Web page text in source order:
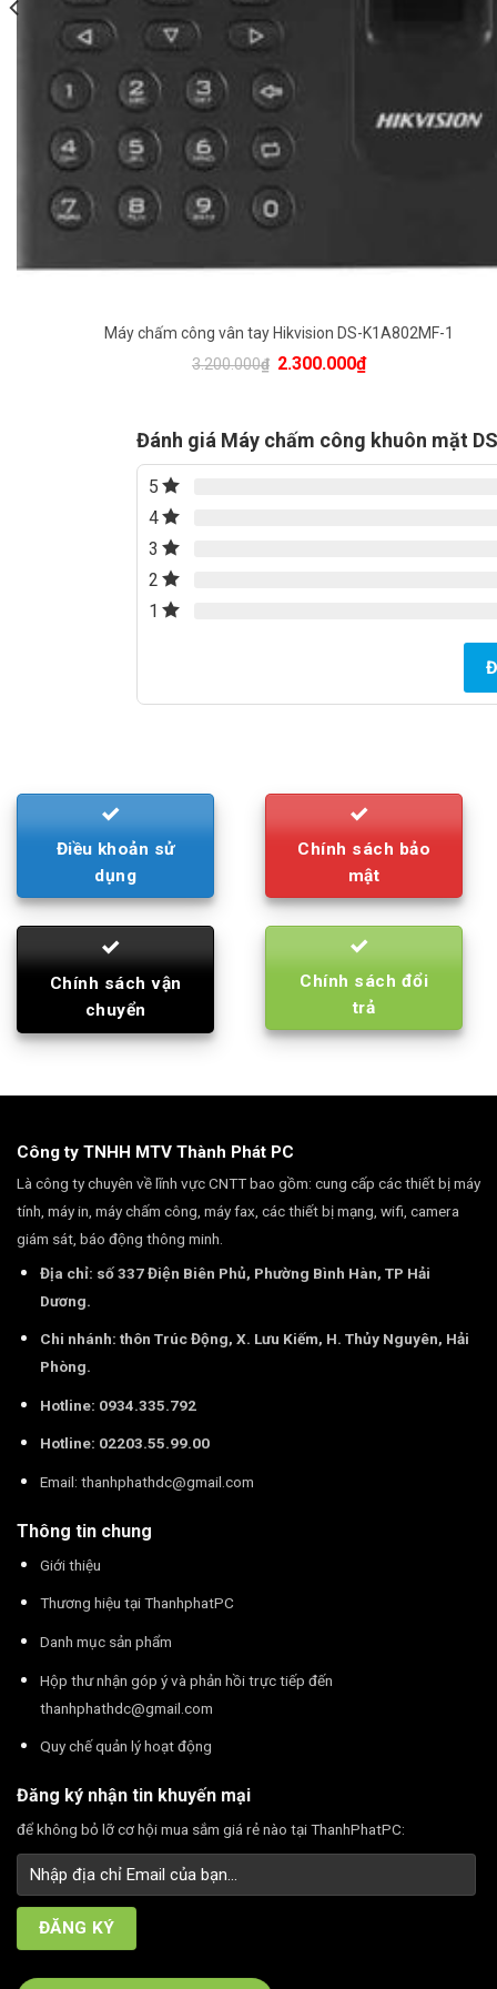
Máy chấm công vân tay Hikvision DS-K1A802MF-1
3.200.000₫ Original
2.300.000₫Current
price
Đánh giá Máy chấm công khuôn mặt
5
4
3
2
1
Điều khoản sử
dụng
Chính sách bảo
mật
Chính sách vận
chuyển
Chính sách đổi
trả
Công ty TNHH MTV Thành Phát PC
Là công ty chuyên về lĩnh vực CNTT bao gồm: cung cấp các thiết bị máy
tính, máy in, máy chấm công, máy fax, các thiết bị mạng, wifi, camera
giám sát, báo động thông minh.
Địa chỉ: số 337 Điện Biên Phủ, Phường Bình Hàn, TP Hải
Dương.
Chi nhánh: thôn Trúc Động, X. Lưu Kiếm, H. Thủy Nguyên, Hải
Phòng.
Hotline: 0934.335.792
Hotline: 02203.55.99.00
Email: thanhphathdc@gmail.com
Thông tin chung
Giới thiệu
Thương hiệu tại ThanhphatPC
Danh mục sản phẩm
Hộp thư nhận góp ý và phản hồi trực tiếp đến
thanhphathdc@gmail.com
Quy chế quản lý hoạt động
Đăng ký nhận tin khuyến mại
để không bỏ lỡ cơ hội mua sắm giá rẻ nào tại ThanhPhatPC: